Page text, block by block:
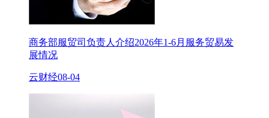
商务部服贸司负责人介绍2026年1-6月服务贸易发
展情况
云财经08-04